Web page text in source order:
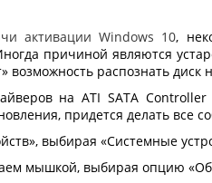
активации Windows 10,
причиной являются
возможность распознать диск
на ATI SATA
придется делать все
выбирая «Системные
мышкой, выбирая опцию